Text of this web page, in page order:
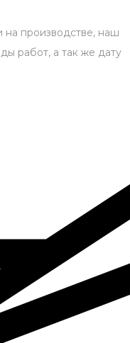
на производстве, наш
работ, а так же дату